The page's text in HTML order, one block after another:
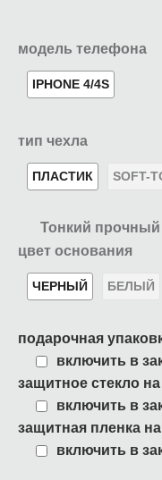
модель телефона
IPHONE 4/4S
тип чехла
ПЛАСТИК SOFT-
Тонкий прочный
цвет основания
ЧЕРНЫЙ БЕЛЫЙ
подарочная
включить в
защитное стекло
включить в
защитная пленка
включить в